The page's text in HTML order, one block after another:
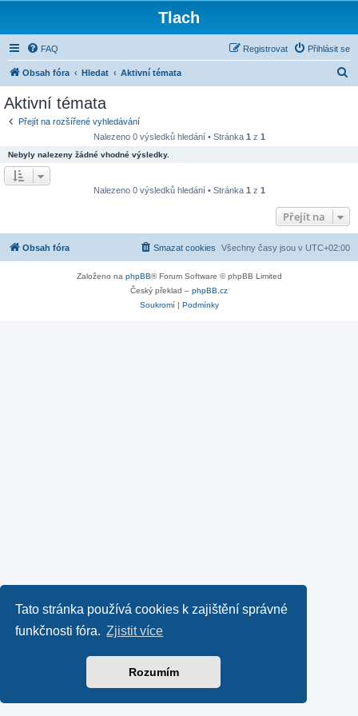
Tato stránka používá cookies k zajištění správné
funkčnosti fóra. Zjistit více
Rozumím
Tlach
FAQ Přihlásit se
Registrovat
Obsah fóra Hledat Aktivní témata
Aktivní témata
Přejít na rozšířené vyhledávání
Nalezeno 0 výsledků hledání • Stránka 1 z 1
Nebyly nalezeny žádné vhodné výsledky.
Nalezeno 0 výsledků hledání • Stránka 1 z 1
Přejít na
Obsah fóra Všechny časy jsou v UTC+02:00
Smazat cookies
Založeno na phpBB® Forum Software © phpBB Limited
Český překlad – phpBB.cz
Soukromí| Podmínky